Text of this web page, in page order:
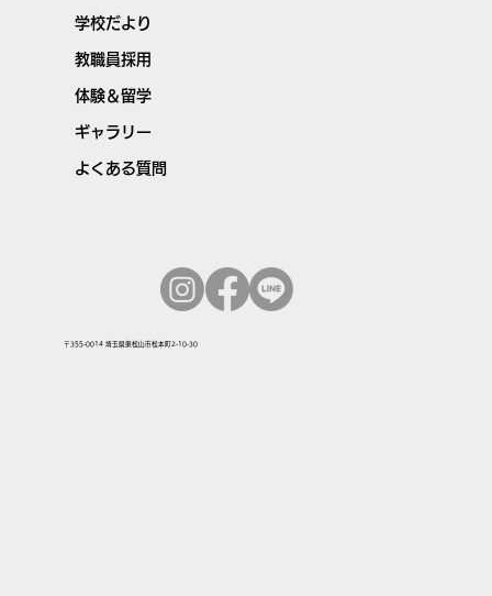
〒355-0014 埼玉県東松山市松本町2-10-30
学校だより
教職員採用
体験＆留学
ギャラリー
よくある質問